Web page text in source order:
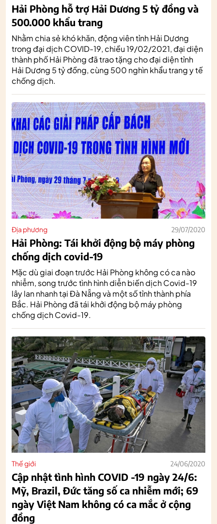
Hải Phòng hỗ trợ Hải Dương 5 tỷ đồng và
500.000 khẩu trang
Nhằm chia sẻ khó khăn, động viên tỉnh Hải Dương
trong đại dịch COVID-19, chiều 19/02/2021, đại diện
thành phố Hải Phòng đã trao tặng cho đại diện tỉnh
Hải Dương 5 tỷ đồng, cùng 500 nghìn khẩu trang y tế
chống dịch.
Địa phương 29/07/2020
Hải Phòng: Tái khởi động bộ máy phòng
chống dịch covid-19
Mặc dù giai đoạn trước Hải Phòng không có ca nào
nhiễm, song trước tình hình diễn biến dịch Covid-19
lây lan nhanh tại Đà Nẵng và một số tỉnh thành phía
Bắc. Hải Phòng đã tái khởi động bộ máy phòng
chống dịch Covid-19.
Thế giới 24/06/2020
Cập nhật tình hình COVID -19 ngày 24/6:
Mỹ, Brazil, Đức tăng số ca nhiễm mới; 69
ngày Việt Nam không có ca mắc ở cộng
đồng